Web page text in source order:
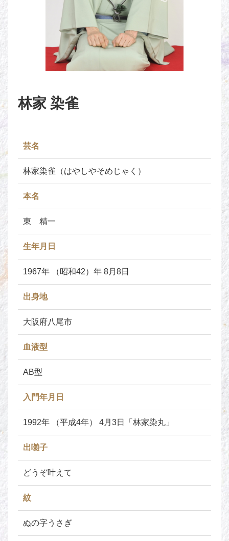
林家 染雀
芸名
林家染雀（はやしやそめじゃく）
本名
東 精一
生年月日
1967年 （昭和42）年 8月8日
出身地
大阪府八尾市
血液型
AB型
入門年月日
1992年 （平成4年） 4月3日「林家染丸」
出囃子
どうぞ叶えて
紋
ぬの字うさぎ